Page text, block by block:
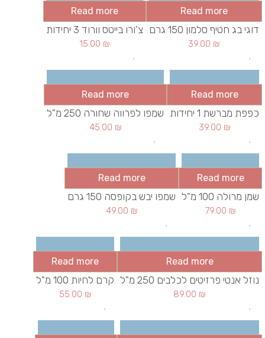
Read more
דוגי בג חטיף סלמון 150 גרם
39.00 ₪
Read more
צ'ורו בייטס וורוד 3 יחידות
15.00 ₪
Read more
כפפת מברשת 1 יחידות
39.00 ₪
Read more
שמפו לפרווה שחורה 250 מ"ל
45.00 ₪
Read more
שמן מרולה 100 מ"ל
79.00 ₪
Read more
שמפו יבש בקופסה 150 גרם
49.00 ₪
Read more
נוזל אנטי פרזיטים לכלבים 250 מ"ל
89.00 ₪
Read more
קרם לחיות 100 מ"ל
55.00 ₪